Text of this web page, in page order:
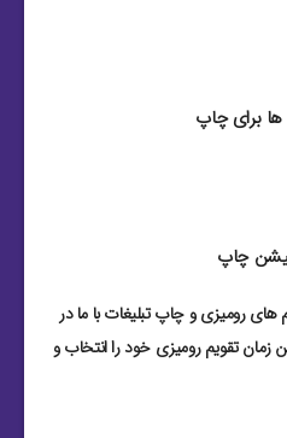
رومیزی و چاپ تبلیغات با ما در
زمان تقویم رومیزی خود را انتخاب و